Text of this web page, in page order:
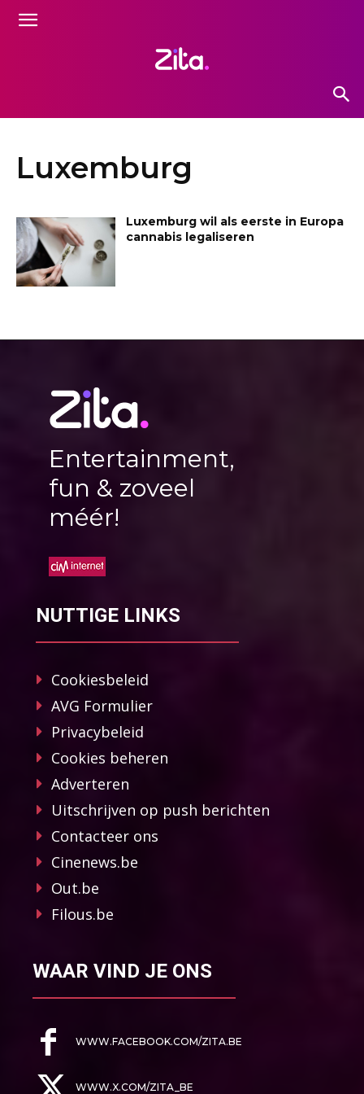
Luxemburg
Luxemburg wil als eerste in Europa
cannabis legaliseren
Entertainment,
fun & zoveel
méér!
NUTTIGE LINKS
Cookiesbeleid
AVG Formulier
Privacybeleid
Cookies beheren
Adverteren
Uitschrijven op push berichten
Contacteer ons
Cinenews.be
Out.be
Filous.be
WAAR VIND JE ONS
WWW.FACEBOOK.COM/ZITA.BE
WWW.X.COM/ZITA_BE